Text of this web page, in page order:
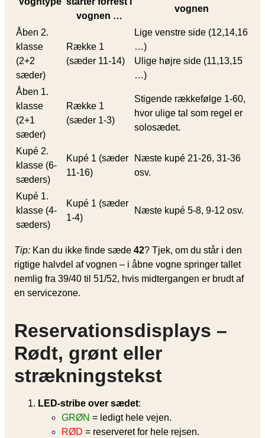
vognen …
vognen
Åben 2.
klasse
(2+2
sæder)
Række 1
(sæder 11-14)
Lige venstre side (12,14,16
…)
Ulige højre side (11,13,15
…)
Åben 1.
klasse
(2+1
sæder)
Række 1
(sæder 1-3)
Stigende rækkefølge 1-60,
hvor ulige tal som regel er
solosædet.
Kupé 2.
klasse (6-
sæders)
Kupé 1 (sæder
11-16)
Næste kupé 21-26, 31-36
osv.
Kupé 1.
klasse (4-
sæders)
Kupé 1 (sæder
1-4)
Næste kupé 5-8, 9-12 osv.
Tip: Kan du ikke finde sæde 42? Tjek, om du står i den
rigtige halvdel af vognen – i åbne vogne springer tallet
nemlig fra 39/40 til 51/52, hvis midtergangen er brudt af
en servicezone.
Reservationsdisplays –
Rødt, grønt eller
strækningstekst
LED-stribe over sædet:
GRØN = ledigt hele vejen.
RØD = reserveret for hele rejsen.